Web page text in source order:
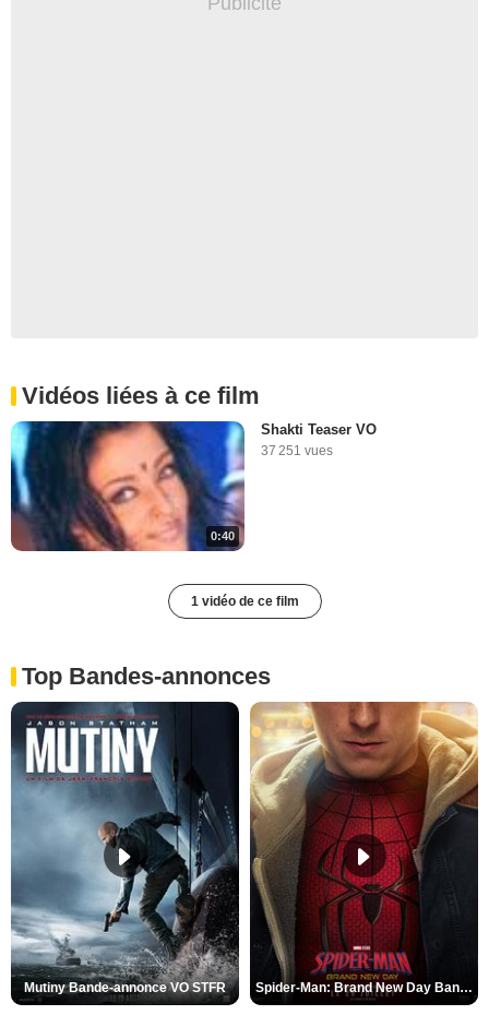
Vidéos liées à ce film
0:40
Shakti Teaser VO
37 251 vues
1 vidéo de ce film
Top Bandes-annonces
Mutiny Bande-annonce VO STFR Spider-Man: Brand New Day Bande-annonce VO STFR